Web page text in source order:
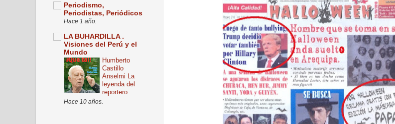
Periodismo,
Periodistas, Periódicos
Hace 1 año.
LA BUHARDILLA .
Visiones del Perú y el
Mundo
Humberto
Castillo
Anselmi La
leyenda del
reportero
Hace 10 años.